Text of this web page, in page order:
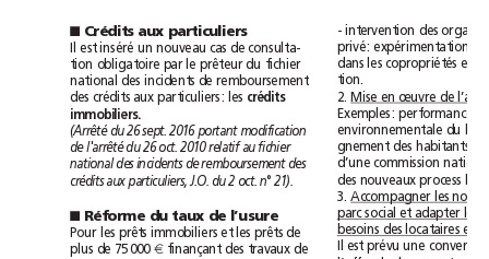
■ Crédits aux particuliers
est inséré un nouveau cas de
consulta-
tion
obligatoire par le prêteur du fichier
des incidents de
remboursement
des
crédits aux particuliers: les crédits
immobiliers.
(Arrêté du 26sept. 2016 portant modification
de l'arrêté du 26oct. 2010 relatif au fichier
national des incidents de remboursement
des
crédits
aux particuliers, J.O. du2 oct. n°21).
■ Réforme du taux de l’usure
Pour les prêts immobiliers et les prêts
de
plus
de 75000 € finançant des travaux
de
- intervention
des
privé:
expérimentation
dans
les copropriétés
tion.
2. Mise en œuvre
de
Exemples:
performance
environnementale
du
gnement
des
d’une
commission
des
nouveaux process
3. Accompagner
les
parc
social et adapter
besoins
des locataires
est prévu une